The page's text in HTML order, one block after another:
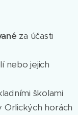
za účasti
nebo jejich
školami
Orlických horách